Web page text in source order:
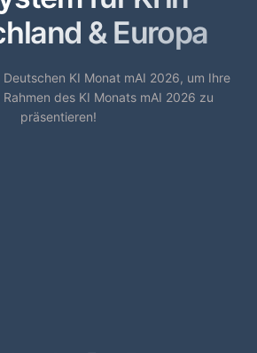
& Europa
Deutschen KI Monat mAI 2026, um Ihre
des KI Monats mAI 2026 zu
präsentieren!